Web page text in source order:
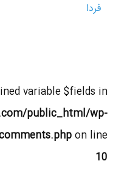
فردا
variable $fields in
public_html/wp-
on line
10